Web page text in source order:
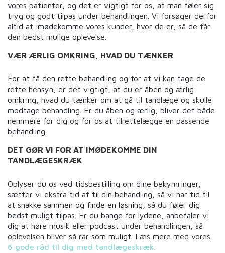
vores patienter, og det er vigtigt for os, at man føler sig
tryg og godt tilpas under behandlingen. Vi forsøger derfor
altid at imødekomme vores kunder, hvor de er, så de får
den bedst mulige oplevelse.
VÆR ÆRLIG OMKRING, HVAD DU TÆNKER
For at få den rette behandling og for at vi kan tage de
rette hensyn, er det vigtigt, at du er åben og ærlig
omkring, hvad du tænker om at gå til tandlæge og skulle
modtage behandling. Er du åben og ærlig, bliver det både
nemmere for dig og for os at tilrettelægge en passende
behandling.
DET GØR VI FOR AT IMØDEKOMME DIN
TANDLÆGESKRÆK
Oplyser du os ved tidsbestilling om dine bekymringer,
sætter vi ekstra tid af til din behandling, så vi har tid til
at snakke sammen og finde en løsning, så du føler dig
bedst muligt tilpas. Er du bange for lydene, anbefaler vi
dig at høre musik eller podcast under behandlingen, så
oplevelsen bliver så rar som muligt. Læs mere med vores
6 gode råd til dig med tandlægeskræk